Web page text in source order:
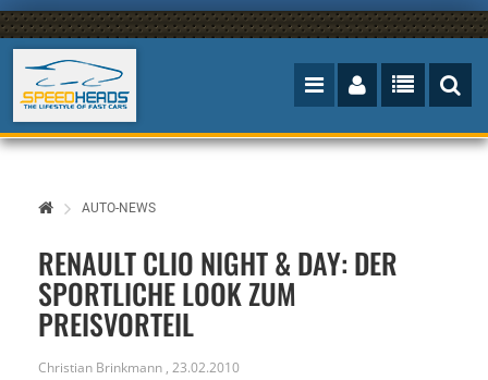
AUTO-NEWS
RENAULT CLIO NIGHT & DAY: DER
SPORTLICHE LOOK ZUM
PREISVORTEIL
Christian Brinkmann , 23.02.2010